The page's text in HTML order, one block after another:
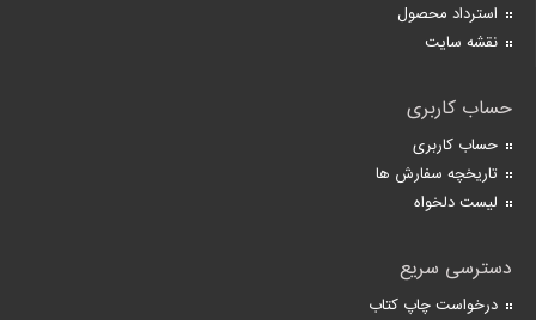
استرداد محصول
نقشه سایت
حساب کاربری
حساب کاربری
تاریخچه سفارش ها
لیست دلخواه
دسترسی سریع
درخواست چاپ کتاب